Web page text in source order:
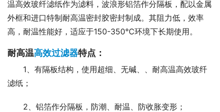
温高效玻纤滤纸作为滤料，波浪形铝箔作分隔板，配以金属
外框和进口特制耐高温密封胶密封制成。其阻力低，效率
高，耐温性能好，适应于150-350℃环境下长期使用。
耐高温高效过滤器特点：
1、有隔板结构，使用超细、无碱、、耐高温高效玻纤
滤纸；
2、铝箔作分隔板，防潮、耐温、防收胀变形；